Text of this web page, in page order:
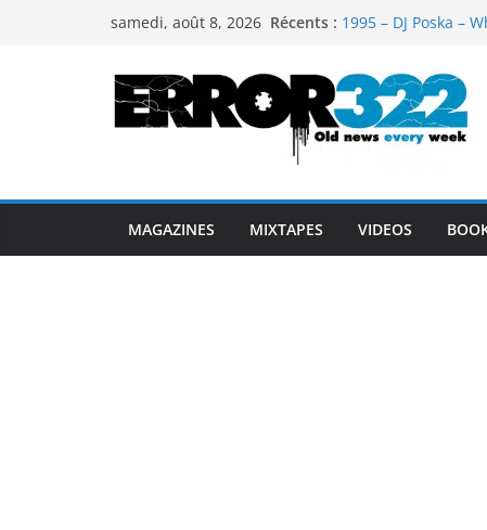
samedi, août 8, 2026 Récents : 1995 – DJ Poska –
1995 – Dj Poska –
1995 – DJ Poska –
MAGAZINES MIXTAPES VIDEOS